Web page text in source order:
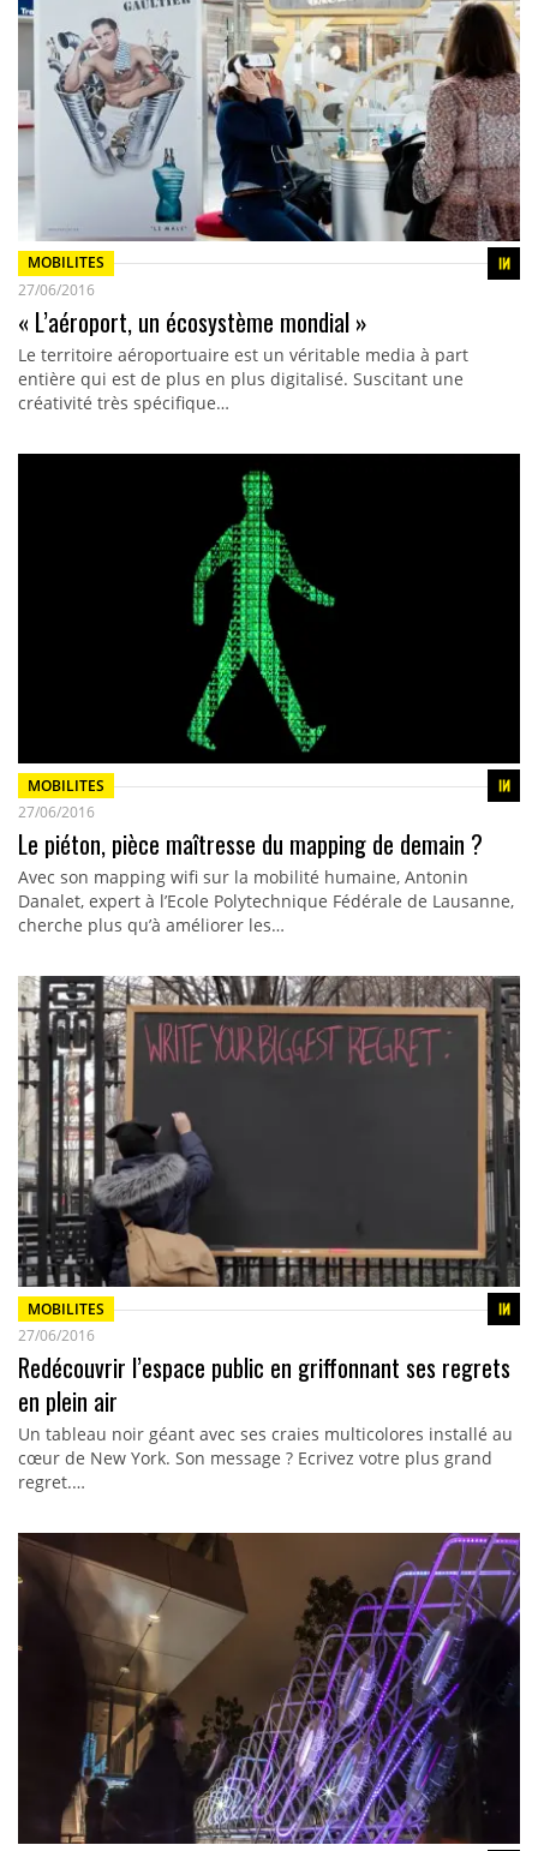
MOBILITES
27/06/2016
« L’aéroport, un écosystème mondial »
Le territoire aéroportuaire est un véritable media à part
entière qui est de plus en plus digitalisé. Suscitant une
créativité très spécifique…
MOBILITES
27/06/2016
Le piéton, pièce maîtresse du mapping de demain ?
Avec son mapping wifi sur la mobilité humaine, Antonin
Danalet, expert à l’Ecole Polytechnique Fédérale de Lausanne,
cherche plus qu’à améliorer les…
MOBILITES
27/06/2016
Redécouvrir l’espace public en griffonnant ses regrets
en plein air
Un tableau noir géant avec ses craies multicolores installé au
cœur de New York. Son message ? Ecrivez votre plus grand
regret.…